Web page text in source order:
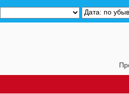
Продам